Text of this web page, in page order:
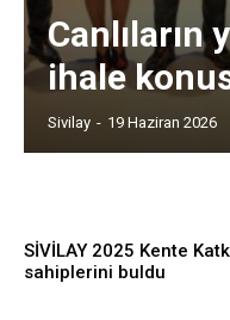
Canlıların
ihale
Sivilay - 19 Haziran 2026
SİVİLAY 2025 Kente
sahiplerini buldu